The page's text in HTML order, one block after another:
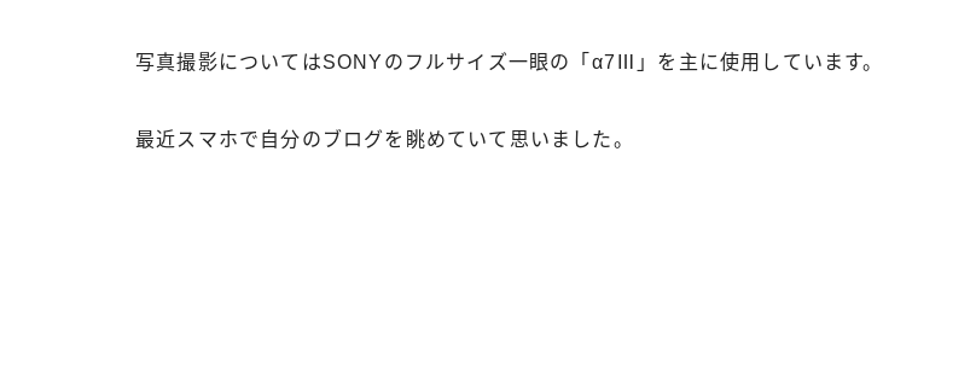
写真撮影についてはSONYのフルサイズ一眼の「α7Ⅲ」を主に使用しています。
最近スマホで自分のブログを眺めていて思いました。